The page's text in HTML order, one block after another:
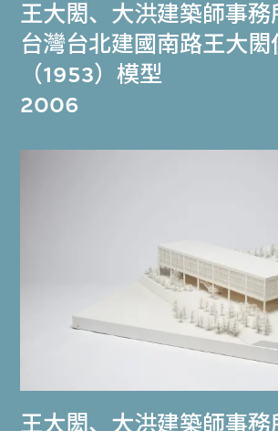
王大閎、 大洪建築師事務
台灣台北建國南路王大閎
（1953）模型
2006
王大閎、 大洪建築師事務